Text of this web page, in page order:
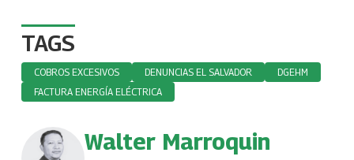
TAGS
COBROS EXCESIVOS DENUNCIAS EL SALVADOR
DGEHM
FACTURA ENERGÍA ELÉCTRICA
Walter Marroquin